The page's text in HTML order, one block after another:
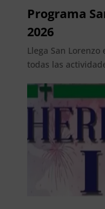
Programa
2026
Llega San
todas las